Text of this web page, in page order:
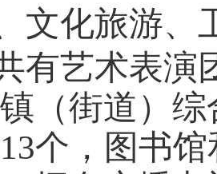
文化旅游、
有艺术表演
（街道）综
13个，图书